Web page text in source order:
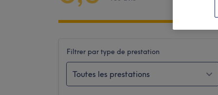
Filtrer par type de prestation
Toutes les prestations